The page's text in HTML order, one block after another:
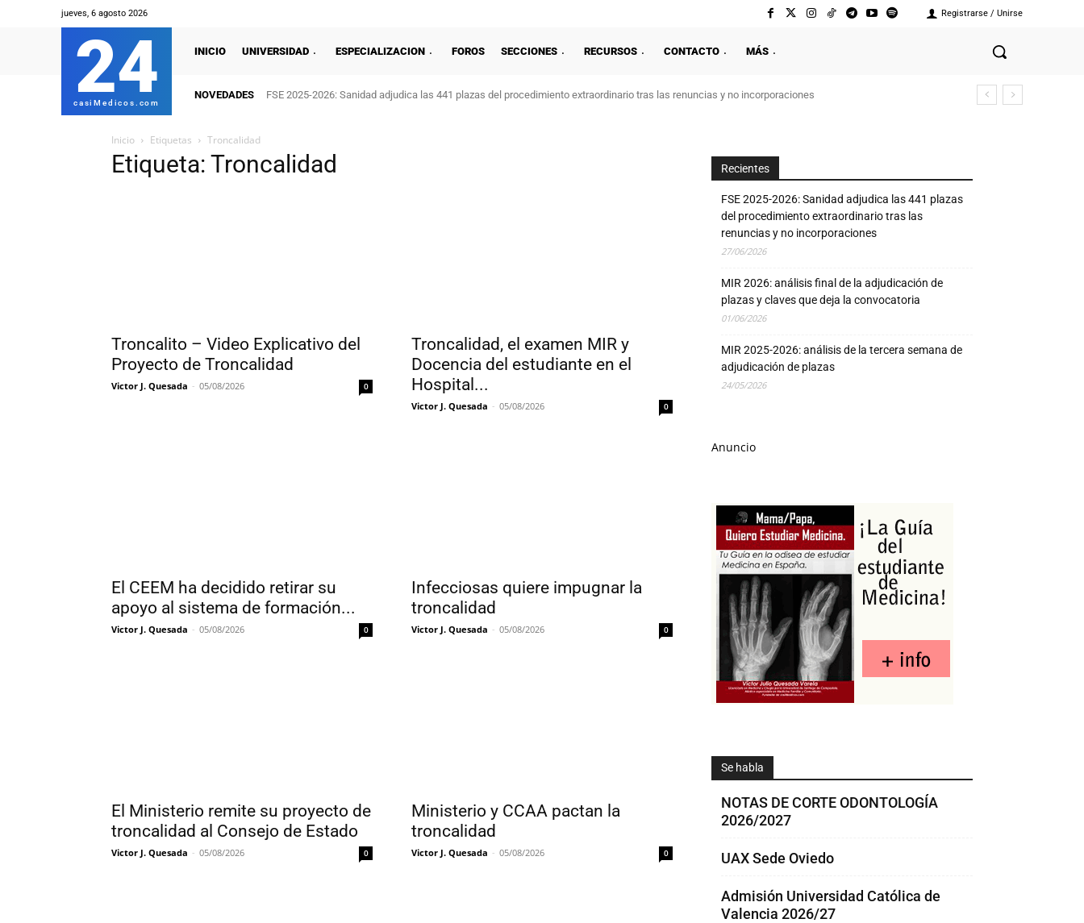
jueves, 6 agosto 2026 Registrarse / Unirse
24
casiMedicos.com
INICIO UNIVERSIDAD ESPECIALIZACION FOROS SECCIONES RECURSOS CONTACTO MÁS
NOVEDADES FSE 2025-2026: Sanidad adjudica las 441 plazas del procedimiento extraordinario tras las renuncias y no incorporaciones
Inicio Etiquetas Troncalidad
Etiqueta: Troncalidad
Troncalito – Video Explicativo del
Proyecto de Troncalidad
Victor J. Quesada - 05/08/2026 0
Troncalidad, el examen MIR y
Docencia del estudiante en el
Hospital...
Victor J. Quesada - 05/08/2026 0
El CEEM ha decidido retirar su
apoyo al sistema de formación...
Victor J. Quesada - 05/08/2026 0
Infecciosas quiere impugnar la
troncalidad
Victor J. Quesada - 05/08/2026 0
El Ministerio remite su proyecto de
troncalidad al Consejo de Estado
Victor J. Quesada - 05/08/2026 0
Ministerio y CCAA pactan la
troncalidad
Victor J. Quesada - 05/08/2026 0
Recientes
FSE 2025-2026: Sanidad adjudica las 441 plazas
del procedimiento extraordinario tras las
renuncias y no incorporaciones
27/06/2026
MIR 2026: análisis final de la adjudicación de
plazas y claves que deja la convocatoria
01/06/2026
MIR 2025-2026: análisis de la tercera semana de
adjudicación de plazas
24/05/2026
Anuncio
Se habla
NOTAS DE CORTE ODONTOLOGÍA
2026/2027
UAX Sede Oviedo
Admisión Universidad Católica de
Valencia 2026/27